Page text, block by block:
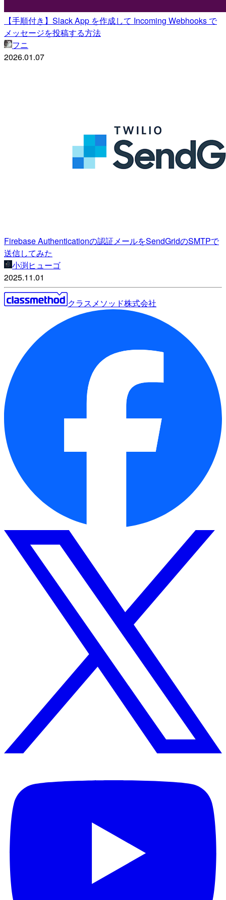
【手順付き】Slack App を作成して Incoming Webhooks で
メッセージを投稿する方法
フニ
2026.01.07
Firebase Authenticationの認証メールをSendGridのSMTPで
送信してみた
小渕ヒューゴ
2025.11.01
クラスメソッド株式会社